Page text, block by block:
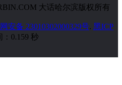
大话哈尔滨版权所有
安备 23010302000329号. 黑ICP
0.159 秒